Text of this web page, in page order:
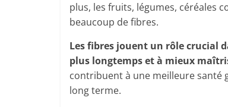
plus, les fruits, légumes, céréales
beaucoup de fibres.
Les fibres jouent un rôle crucial
plus longtemps et à mieux
contribuent à une meilleure santé
long terme.